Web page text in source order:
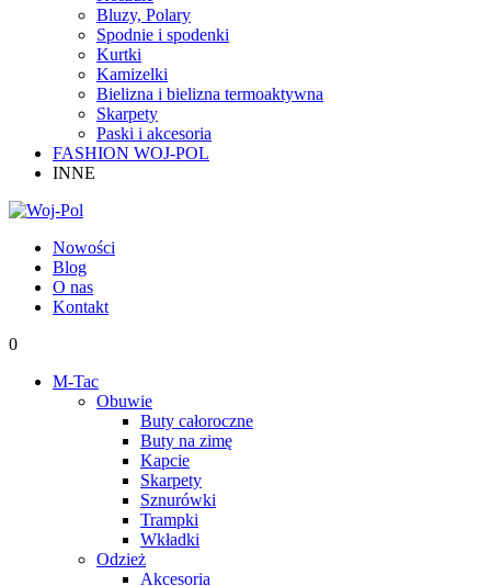
Bluzy, Polary
Spodnie i spodenki
Kurtki
Kamizelki
Bielizna i bielizna termoaktywna
Skarpety
Paski i akcesoria
FASHION WOJ-POL
INNE
Nowości
Blog
O nas
Kontakt
0
M-Tac
Obuwie
Buty całoroczne
Buty na zimę
Kapcie
Skarpety
Sznurówki
Trampki
Wkładki
Odzież
Akcesoria